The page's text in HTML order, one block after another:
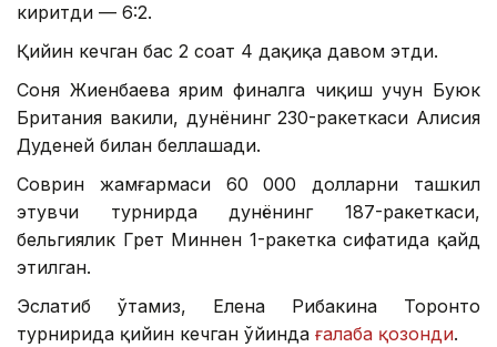
киритди — 6:2.
Қийин кечган баҳс 2 соат 4 дақиқа давом этди.
Соня Жиенбаева ярим финалга чиқиш учун Буюк
Британия вакили, дунёнинг 230-ракеткаси Алисия
Дуденей билан беллашади.
Соврин жамғармаси 60 000 долларни ташкил
этувчи турнирда дунёнинг 187-ракеткаси,
бельгиялик Грет Миннен 1-ракетка сифатида қайд
этилган.
Эслатиб ўтамиз, Елена Рибакина Торонто
турнирида қийин кечган ўйинда ғалаба қозонди.